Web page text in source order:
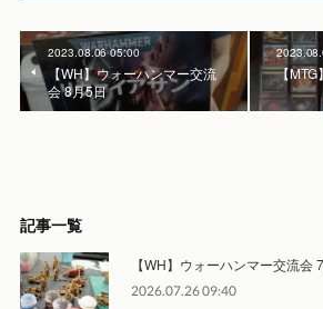
2023.08.06 05:00
【WH】ウォーハンマー交流
会 8月5日
【MTG
記事一覧
【WH】ウォーハンマー交流会
2026.07.26 09:40